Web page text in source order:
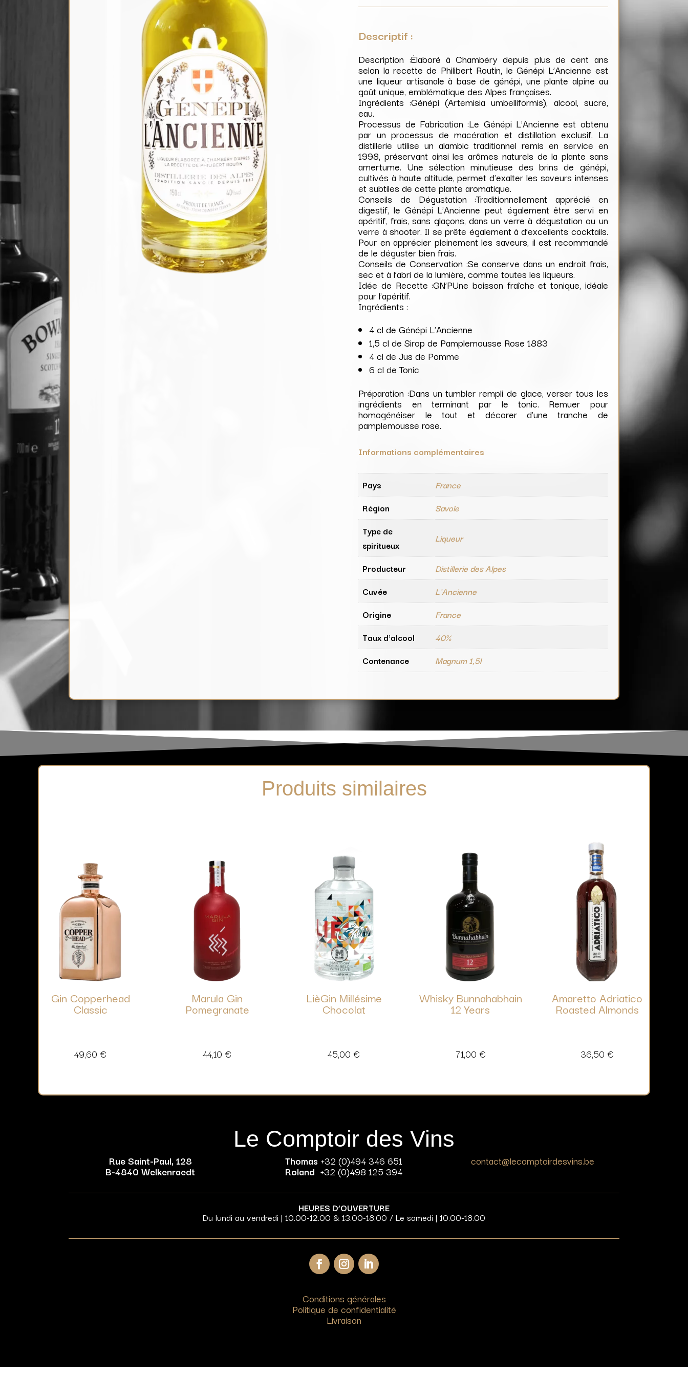
Alpes
Descriptif :
Description :Élaboré à Chambéry depuis plus de cent ans
selon la recette de Philibert Routin, le Génépi L’Ancienne est
une liqueur artisanale à base de génépi, une plante alpine au
goût unique, emblématique des Alpes françaises.
Ingrédients :Génépi (Artemisia umbelliformis), alcool, sucre,
eau.
Processus de Fabrication :Le Génépi L’Ancienne est obtenu
par un processus de macération et distillation exclusif. La
distillerie utilise un alambic traditionnel remis en service en
1998, préservant ainsi les arômes naturels de la plante sans
amertume. Une sélection minutieuse des brins de génépi,
cultivés à haute altitude, permet d’exalter les saveurs intenses
et subtiles de cette plante aromatique.
Conseils de Dégustation :Traditionnellement apprécié en
digestif, le Génépi L’Ancienne peut également être servi en
apéritif, frais, sans glaçons, dans un verre à dégustation ou un
verre à shooter. Il se prête également à d’excellents cocktails.
Pour en apprécier pleinement les saveurs, il est recommandé
de le déguster bien frais.
Conseils de Conservation :Se conserve dans un endroit frais,
sec et à l’abri de la lumière, comme toutes les liqueurs.
Idée de Recette :GN’PUne boisson fraîche et tonique, idéale
pour l’apéritif.
Ingrédients :
4 cl de Génépi L’Ancienne
1,5 cl de Sirop de Pamplemousse Rose 1883
4 cl de Jus de Pomme
6 cl de Tonic
Préparation :Dans un tumbler rempli de glace, verser tous les
ingrédients en terminant par le tonic. Remuer pour
homogénéiser le tout et décorer d’une tranche de
pamplemousse rose.
Informations complémentaires
Pays
France
Région
Savoie
Type de
spiritueux
Liqueur
Producteur
Distillerie des Alpes
Cuvée
L'Ancienne
Origine
France
Taux d'alcool
40%
Contenance
Magnum 1,5l
Produits similaires
Gin Copperhead
Classic
49,60 €
Marula Gin
Pomegranate
44,10 €
LièGin Millésime
Chocolat
45,00 €
Whisky Bunnahabhain
12 Years
71,00 €
Amaretto Adriatico
Roasted Almonds
36,50 €
Le Comptoir des Vins
Rue Saint-Paul, 128
B-4840 Welkenraedt
Thomas +32 (0)494 346 651
Roland +32 (0)498 125 394
contact@lecomptoirdesvins.be
HEURES D’OUVERTURE
Du lundi au vendredi | 10.00-12.00 & 13.00-18.00 / Le samedi | 10.00-18.00
Conditions générales
Politique de confidentialité
Livraison